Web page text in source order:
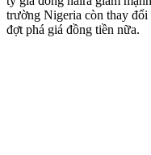
trường Nigeria còn thay
đợt phá giá đồng tiền nữa.